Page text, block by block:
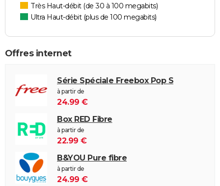
Très Haut-débit (de 30 à 100 megabits)
Ultra Haut-débit (plus de 100 megabits)
Offres internet
Série Spéciale Freebox Pop S
à partir de
24.99 €
Box RED Fibre
à partir de
22.99 €
B&YOU Pure fibre
à partir de
24.99 €